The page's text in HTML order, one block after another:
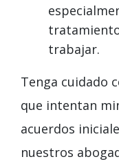
trabajar.
Tenga cuidado
que intentan
acuerdos
nuestros